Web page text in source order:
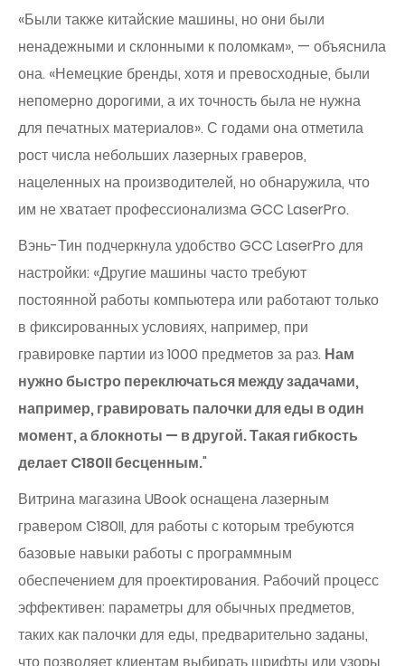
«Были также китайские машины, но они были
ненадежными и склонными к поломкам», — объяснила
она. «Немецкие бренды, хотя и превосходные, были
непомерно дорогими, а их точность была не нужна
для печатных материалов». С годами она отметила
рост числа небольших лазерных граверов,
нацеленных на производителей, но обнаружила, что
им не хватает профессионализма GCC LaserPro.
Вэнь-Тин подчеркнула удобство GCC LaserPro для
настройки: «Другие машины часто требуют
постоянной работы компьютера или работают только
в фиксированных условиях, например, при
гравировке партии из 1000 предметов за раз. Нам
нужно быстро переключаться между задачами,
например, гравировать палочки для еды в один
момент, а блокноты — в другой. Такая гибкость
делает C180II бесценным."
Витрина магазина UBook оснащена лазерным
гравером C180II, для работы с которым требуются
базовые навыки работы с программным
обеспечением для проектирования. Рабочий процесс
эффективен: параметры для обычных предметов,
таких как палочки для еды, предварительно заданы,